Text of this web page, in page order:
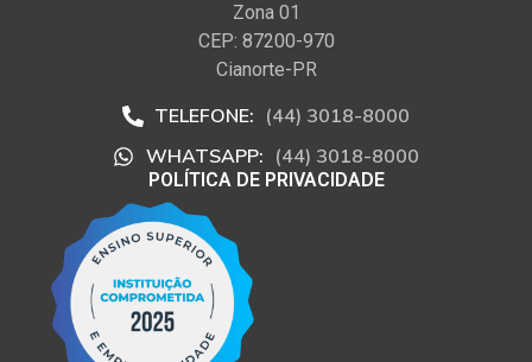
Zona 01
CEP: 87200-970
Cianorte-PR
TELEFONE: (44) 3018-8000
WHATSAPP: (44) 3018-8000
POLÍTICA DE PRIVACIDADE